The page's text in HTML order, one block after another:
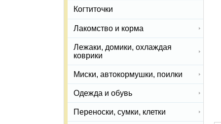
Когтиточки
Лакомство и корма
Лежаки, домики, охлаждая
коврики
Миски, автокормушки, поилки
Одежда и обувь
Переноски, сумки, клетки